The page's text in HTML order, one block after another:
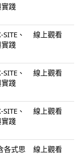
踐
、
踐
線上觀看
、
踐
線上觀看
、
踐
線上觀看
各式思
線上觀看